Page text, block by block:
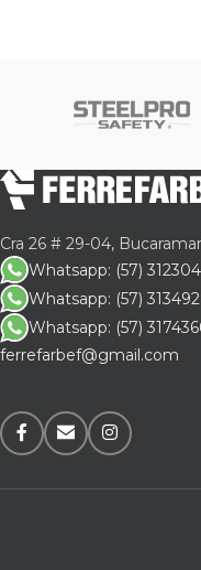
Cra 26 # 29-04,
Whatsapp: (57)
Whatsapp: (57)
Whatsapp: (57)
ferrefarbef@gmail.com